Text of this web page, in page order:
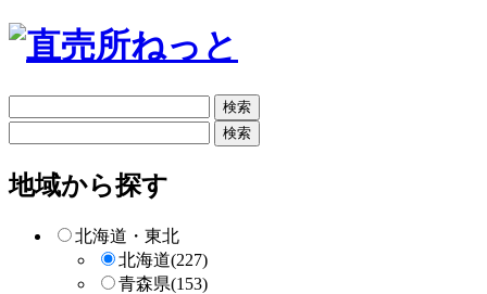
リ
ー
検
索
ー
検
地域から探す
北海道・東北
北海道(227)
青森県(153)